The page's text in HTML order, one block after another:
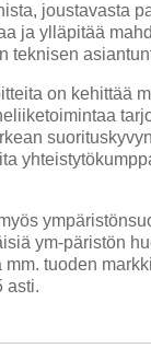
joustavasta
ja ylläpitää
teknisen
on kehittää
ym-päristön
tuoden
asti.